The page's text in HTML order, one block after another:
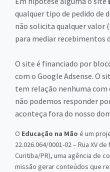
qualquer tipo de pedido de
não solicita qualquer valor
para mediar recebimentos
O site é financiado por
com o Google Adsense. O
tem relação nenhuma
não podemos responder
aconteça fora do nosso
O Educação na Mão é um
22.026.064/0001-02 – Rua XV
Curitiba/PR), uma agência de
missão gerar conteúdos que